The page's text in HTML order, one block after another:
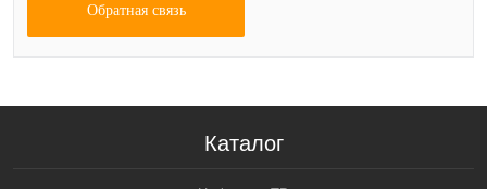
Обратная связь
Каталог